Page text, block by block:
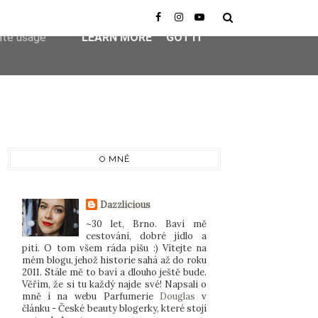
O MNĚ
Dazzlicious
~30 let, Brno. Baví mě
cestování, dobré jídlo a
pití. O tom všem ráda píšu :) Vítejte na
mém blogu, jehož historie sahá až do roku
2011. Stále mě to baví a dlouho ještě bude.
Věřím, že si tu každý najde své! Napsali o
mně i na webu Parfumerie Douglas v
článku - České beauty blogerky, které stojí
agent
usage
LEARN MORE GOT IT